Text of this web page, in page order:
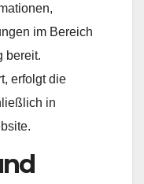
im Bereich
bereit.
erfolgt die
in